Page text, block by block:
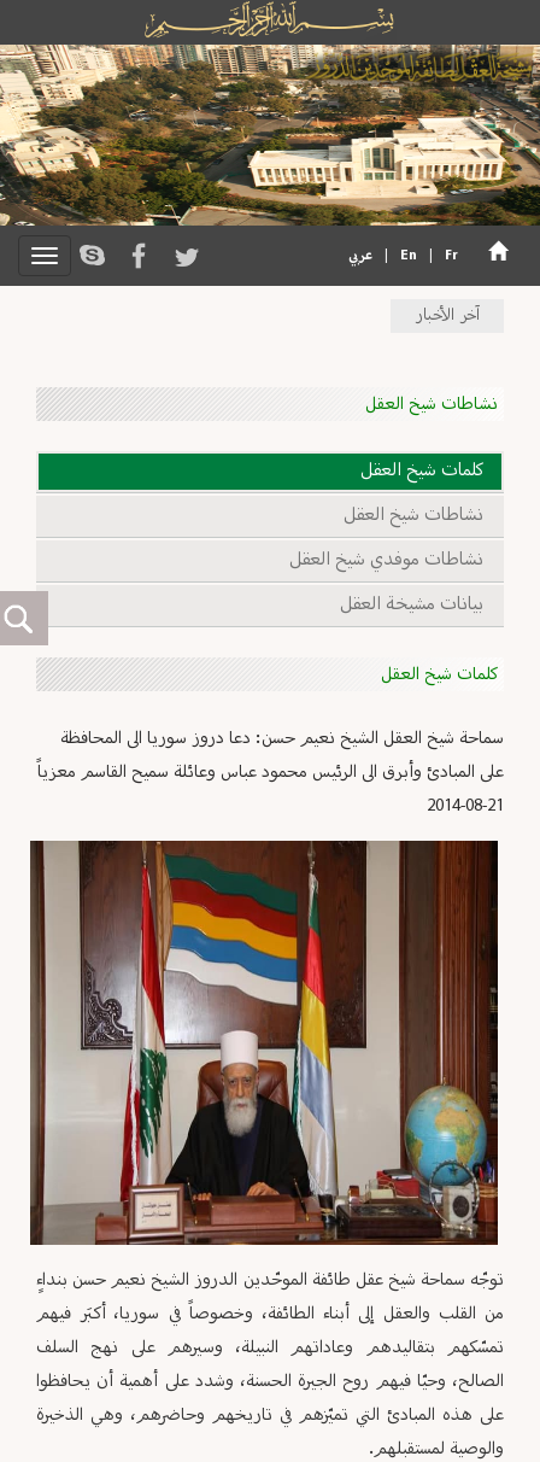
En Fr عربي
آخر الأخبار
نشاطات شيخ العقل
كلمات شيخ العقل
نشاطات شيخ العقل
نشاطات موفدي شيخ العقل
بيانات مشيخة العقل
كلمات شيخ العقل
سماحة شيخ العقل الشيخ نعيم حسن: دعا دروز سوريا الى المحافظة
على المبادئ وأبرق الى الرئيس محمود عباس وعائلة سميح القاسم معزياً
2014-08-21
توجّه سماحة شيخ عقل طائفة الموحّدين الدروز الشيخ نعيم حسن بنداءٍ
من القلب والعقل إلى أبناء الطائفة، وخصوصاً في سوريا، أكبَر فيهم
تمسّكهم بتقاليدهم وعاداتهم النبيلة، وسيرهم على نهج السلف
الصالح، وحيّا فيهم روح الجيرة الحسنة، وشدد على أهمية أن يحافظوا
على هذه المبادئ التي تميّزهم في تاريخهم وحاضرهم، وهي الذخيرة
والوصية لمستقبلهم.